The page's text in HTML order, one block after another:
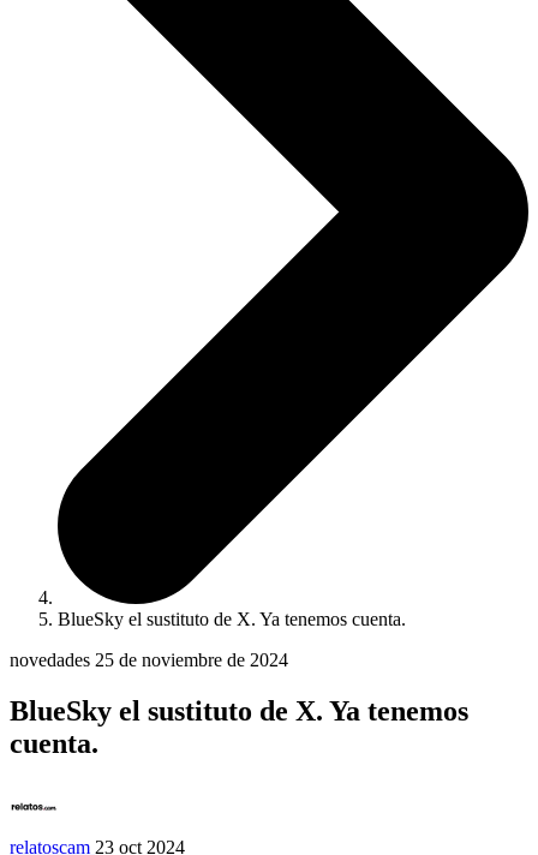
BlueSky el sustituto de X. Ya tenemos cuenta.
novedades 25 de noviembre de 2024
BlueSky el sustituto de X. Ya tenemos
cuenta.
relatoscam 23 oct 2024